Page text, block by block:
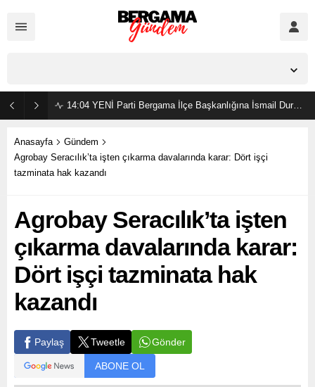
14:04 YENİ Parti Bergama İlçe Başkanlığına İsmail Durmaz görevlendirildi
Anasayfa
Gündem
Agrobay Seracılık’ta işten çıkarma davalarında karar: Dört işçi
tazminata hak kazandı
Agrobay Seracılık’ta işten
çıkarma davalarında karar:
Dört işçi tazminata hak
kazandı
Paylaş Tweetle Gönder
ABONE OL